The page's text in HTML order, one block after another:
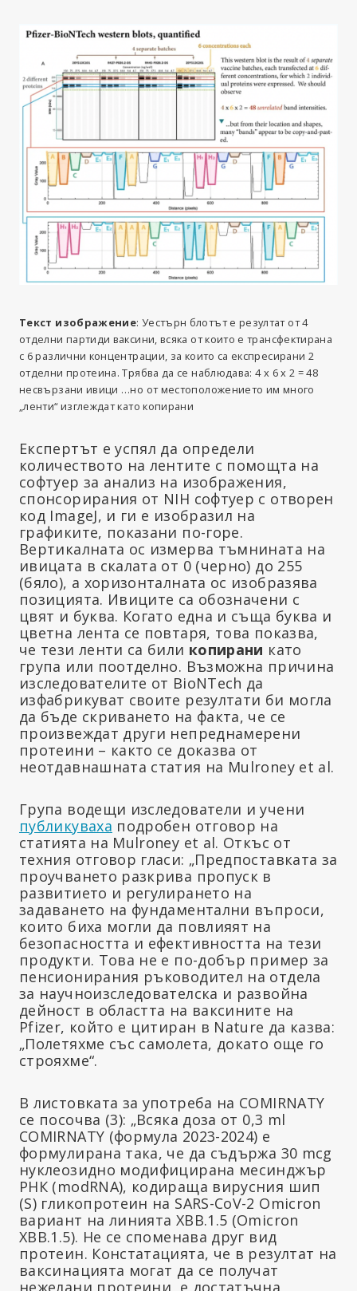
Текст изображение: Уестърн блотът е резултат от 4
отделни партиди ваксини, всяка от които е трансфектирана
с 6 различни концентрации, за които са експресирани 2
отделни протеина. Трябва да се наблюдава: 4 x 6 x 2 = 48
несвързани ивици …но от местоположението им много
„ленти“ изглеждат като копирани
Експертът е успял да определи
количеството на лентите с помощта на
софтуер за анализ на изображения,
спонсорирания от NIH софтуер с отворен
код ImageJ, и ги е изобразил на
графиките, показани по-горе.
Вертикалната ос измерва тъмнината на
ивицата в скалата от 0 (черно) до 255
(бяло), а хоризонталната ос изобразява
позицията. Ивиците са обозначени с
цвят и буква. Когато една и съща буква и
цветна лента се повтаря, това показва,
че тези ленти са били копирани като
група или поотделно. Възможна причина
изследователите от BioNTech да
изфабрикуват своите резултати би могла
да бъде скриването на факта, че се
произвеждат други непреднамерени
протеини – както се доказва от
неотдавнашната статия на Mulroney et al.
Група водещи изследователи и учени
публикуваха подробен отговор на
статията на Mulroney et al. Откъс от
техния отговор гласи: „Предпоставката за
проучването разкрива пропуск в
развитието и регулирането на
задаването на фундаментални въпроси,
които биха могли да повлияят на
безопасността и ефективността на тези
продукти. Това не е по-добър пример за
пенсионирания ръководител на отдела
за научноизследователска и развойна
дейност в областта на ваксините на
Pfizer, който е цитиран в Nature да казва:
„Полетяхме със самолета, докато още го
строяхме“.
В листовката за употреба на COMIRNATY
се посочва (3): „Всяка доза от 0,3 ml
COMIRNATY (формула 2023-2024) е
формулирана така, че да съдържа 30 mcg
нуклеозидно модифицирана месинджър
РНК (modRNA), кодираща вирусния шип
(S) гликопротеин на SARS-CoV-2 Omicron
вариант на линията XBB.1.5 (Omicron
XBB.1.5). Не се споменава друг вид
протеин. Констатацията, че в резултат на
ваксинацията могат да се получат
нежелани протеини, е достатъчна